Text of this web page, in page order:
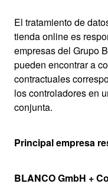
El tratamiento de
tienda online es
empresas del Grupo
pueden encontrar a
contractuales
los controladores en
conjunta.
Principal empresa
BLANCO GmbH +